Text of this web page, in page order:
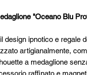
"Oceano Blu
design ipnotico e regale
artigianalmente,
a medaglione
raffinato e